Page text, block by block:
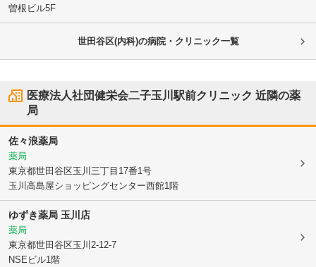
曽根ビル5F
世田谷区(内科)の病院・クリニック一覧
医療法人社団健栄会二子玉川駅前クリニック 近隣の薬
局
佐々浪薬局
薬局
東京都世田谷区玉川三丁目17番1号
玉川高島屋ショッピングセンター西館1階
ゆずき薬局 玉川店
薬局
東京都世田谷区玉川2-12-7
NSEビル1階